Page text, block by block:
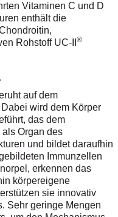
Vitaminen C und D
enthält die
Rohstoff UC-II ®
auf dem
wird dem Körper
das dem
Organ des
und bildet daraufhin
Immunzellen
erkennen das
körpereigene
sie innovativ
Sehr geringe Mengen